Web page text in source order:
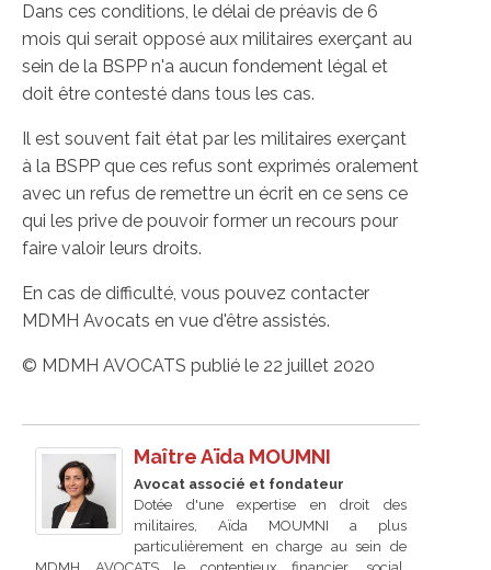
Dans ces conditions, le délai de préavis de 6
mois qui serait opposé aux militaires exerçant au
sein de la BSPP n'a aucun fondement légal et
doit être contesté dans tous les cas.
Il est souvent fait état par les militaires exerçant
à la BSPP que ces refus sont exprimés oralement
avec un refus de remettre un écrit en ce sens ce
qui les prive de pouvoir former un recours pour
faire valoir leurs droits.
En cas de difficulté, vous pouvez contacter
MDMH Avocats en vue d'être assistés.
© MDMH AVOCATS publié le 22 juillet 2020
Maître Aïda MOUMNI
Avocat associé et fondateur
Dotée d'une expertise en droit des
militaires, Aïda MOUMNI a plus
particulièrement en charge au sein de